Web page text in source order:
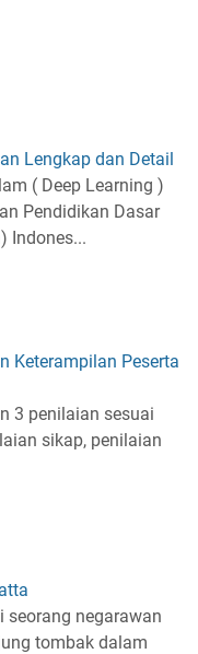
Lengkap dan Detail
( Deep Learning )
Pendidikan Dasar
Indones...
Keterampilan Peserta
3 penilaian sesuai
sikap, penilaian
negarawan
tombak dalam